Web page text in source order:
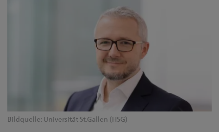
Bildquelle: Universität St.Gallen (HSG)